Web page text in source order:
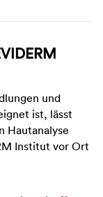
und
ist, lässt
Hautanalyse
Institut vor Ort